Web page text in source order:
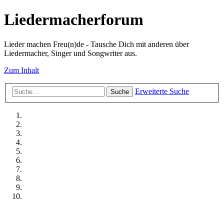
Liedermacherforum
Lieder machen Freu(n)de - Tausche Dich mit anderen über
Liedermacher, Singer und Songwriter aus.
Zum Inhalt
Suche Erweiterte Suche